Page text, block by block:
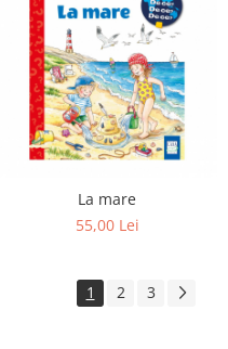
La mare
55,00 Lei
1 2 3